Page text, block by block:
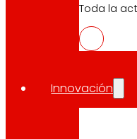
Toda la
Innovación